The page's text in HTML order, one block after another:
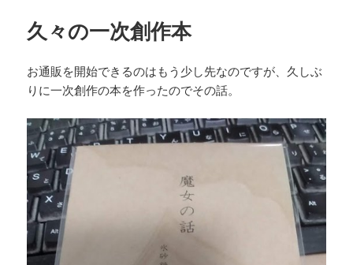
久々の一次創作本
お通販を開始できるのはもう少し先なのですが、久しぶ
りに一次創作の本を作ったのでその話。